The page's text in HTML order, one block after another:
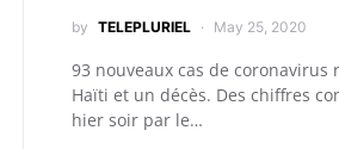
by TELEPLURIEL May 25, 2020
93 nouveaux cas de coronavirus
Haïti et un décès. Des chiffres
hier soir par le…